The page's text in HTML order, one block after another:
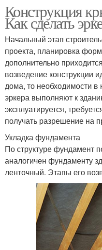
Конструкция
Как сделать
Начальный этап
проекта, планировка
дополнительно
возведение конструкции
дома, то необходимости в
эркера выполняют к
эксплуатируется,
получать разрешение на
Укладка фундамента
По структуре фундамент
аналогичен фундаменту
ленточный. Этапы его